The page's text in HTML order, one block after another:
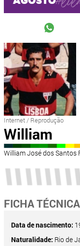
Internet / Reprodução
William
William José dos
FICHA TÉCNICA
Data de nascimento:
Naturalidade: Rio de